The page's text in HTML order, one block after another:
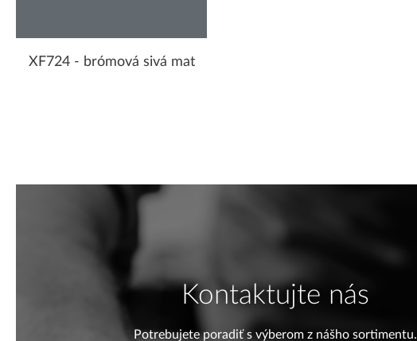
XF724 - brómová sivá mat
Kontaktujte nás
Potrebujete poradiť s výberom z nášho sortimentu.